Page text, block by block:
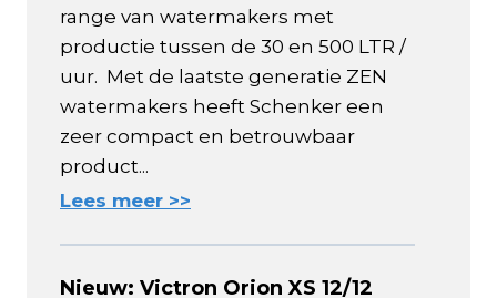
range van watermakers met
productie tussen de 30 en 500 LTR /
uur. Met de laatste generatie ZEN
watermakers heeft Schenker een
zeer compact en betrouwbaar
product...
Lees meer >>
Nieuw: Victron Orion XS 12/12